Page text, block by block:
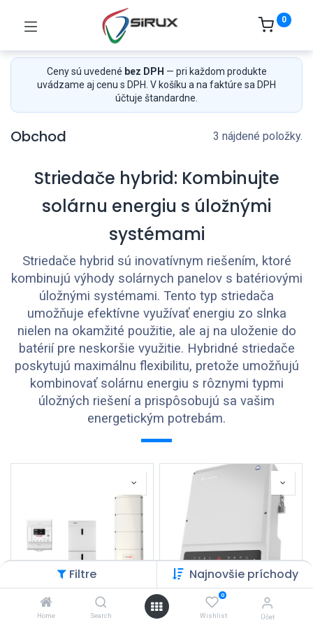
Filtre Najnovšie príchody
Home Search
0
Wishlist Účet
0
Ceny sú uvedené bez DPH — pri každom produkte
uvádzame aj cenu s DPH. V košíku a na faktúre sa DPH
účtuje štandardne.
Obchod 3 nájdené položky.
Striedače hybrid: Kombinujte
solárnu energiu s úložnými
systémami
Striedače hybrid sú inovatívnym riešením, ktoré
kombinujú výhody solárnych panelov s batériovými
úložnými systémami. Tento typ striedača
umožňuje efektívne využívať energiu zo slnka
nielen na okamžité použitie, ale aj na uloženie do
batérií pre neskoršie využitie. Hybridné striedače
poskytujú maximálnu flexibilitu, pretože umožňujú
kombinovať solárnu energiu s rôznymi typmi
úložných riešení a prispôsobujú sa vašim
energetickým potrebám.
Set SolarEdge Home s
GoodWe GW6,5K-ET